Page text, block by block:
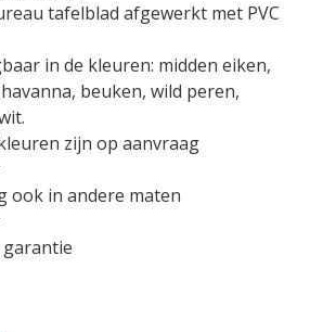
tafelblad afgewerkt met PVC
in de kleuren: midden eiken,
beuken, wild peren,
zijn op aanvraag
ook in andere maten
garantie